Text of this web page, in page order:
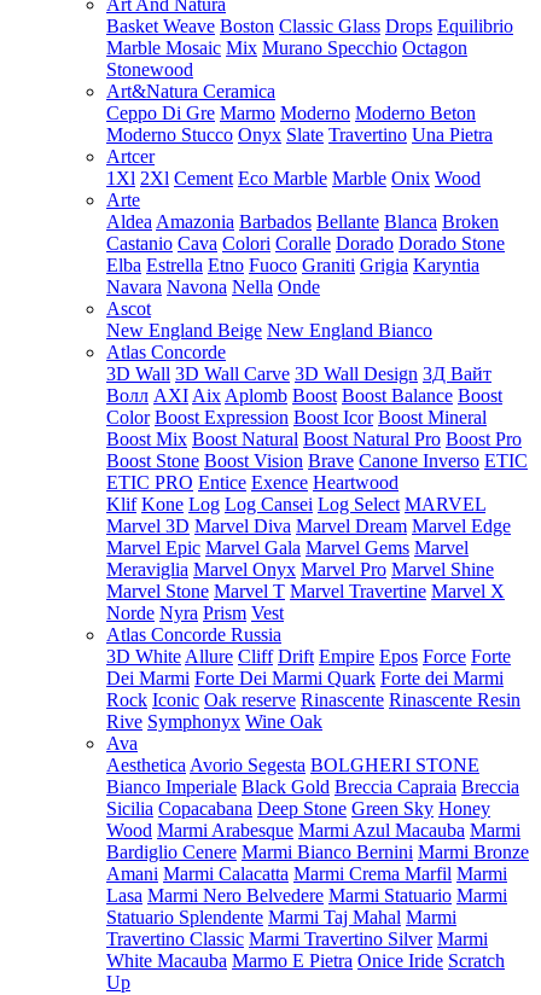
Art And Natura
Basket Weave Boston Classic Glass Drops Equilibrio
Marble Mosaic Mix Murano Specchio Octagon
Stonewood
Art&Natura Ceramica
Ceppo Di Gre Marmo Moderno Moderno Beton
Moderno Stucco Onyx Slate Travertino Una Pietra
Artcer
1Xl 2Xl Cement Eco Marble Marble Onix Wood
Arte
Aldea Amazonia Barbados Bellante Blanca Broken
Castanio Cava Colori Coralle Dorado Dorado Stone
Elba Estrella Etno Fuoco Graniti Grigia Karyntia
Navara Navona Nella Onde
Ascot
New England Beige New England Bianco
Atlas Concorde
3D Wall 3D Wall Carve 3D Wall Design 3Д Вайт
Волл AXI Aix Aplomb Boost Boost Balance Boost
Color Boost Expression Boost Icor Boost Mineral
Boost Mix Boost Natural Boost Natural Pro Boost Pro
Boost Stone Boost Vision Brave Canone Inverso ETIC
ETIC PRO Entice Exence Heartwood
Klif Kone Log Log Cansei Log Select MARVEL
Marvel 3D Marvel Diva Marvel Dream Marvel Edge
Marvel Epic Marvel Gala Marvel Gems Marvel
Meraviglia Marvel Onyx Marvel Pro Marvel Shine
Marvel Stone Marvel T Marvel Travertine Marvel X
Norde Nyra Prism Vest
Atlas Concorde Russia
3D White Allure Cliff Drift Empire Epos Force Forte
Dei Marmi Forte Dei Marmi Quark Forte dei Marmi
Rock Iconic Oak reserve Rinascente Rinascente Resin
Rive Symphonyx Wine Oak
Ava
Aesthetica Avorio Segesta BOLGHERI STONE
Bianco Imperiale Black Gold Breccia Capraia Breccia
Sicilia Copacabana Deep Stone Green Sky Honey
Wood Marmi Arabesque Marmi Azul Macauba Marmi
Bardiglio Cenere Marmi Bianco Bernini Marmi Bronze
Amani Marmi Calacatta Marmi Crema Marfil Marmi
Lasa Marmi Nero Belvedere Marmi Statuario Marmi
Statuario Splendente Marmi Taj Mahal Marmi
Travertino Classic Marmi Travertino Silver Marmi
White Macauba Marmo E Pietra Onice Iride Scratch
Up